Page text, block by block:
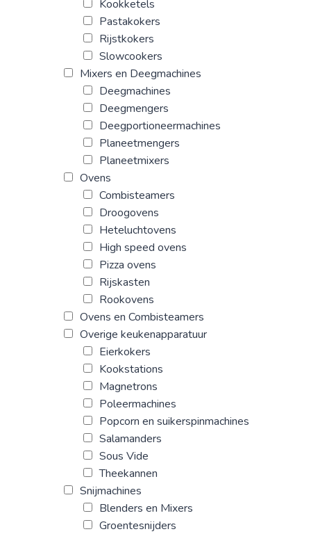
Kookketels
Pastakokers
Rijstkokers
Slowcookers
Mixers en Deegmachines
Deegmachines
Deegmengers
Deegportioneermachines
Planeetmengers
Planeetmixers
Ovens
Combisteamers
Droogovens
Heteluchtovens
High speed ovens
Pizza ovens
Rijskasten
Rookovens
Ovens en Combisteamers
Overige keukenapparatuur
Eierkokers
Kookstations
Magnetrons
Poleermachines
Popcorn en suikerspinmachines
Salamanders
Sous Vide
Theekannen
Snijmachines
Blenders en Mixers
Groentesnijders